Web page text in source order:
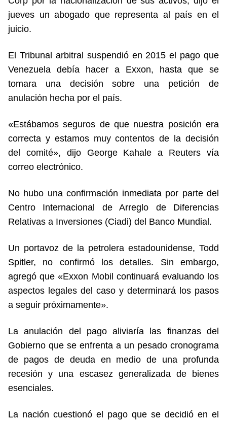
jueves un abogado que representa al país en el
juicio.
El Tribunal arbitral suspendió en 2015 el pago que
Venezuela debía hacer a Exxon, hasta que se
tomara una decisión sobre una petición de
anulación hecha por el país.
«Estábamos seguros de que nuestra posición era
correcta y estamos muy contentos de la decisión
del comité», dijo George Kahale a Reuters vía
correo electrónico.
No hubo una confirmación inmediata por parte del
Centro Internacional de Arreglo de Diferencias
Relativas a Inversiones (Ciadi) del Banco Mundial.
Un portavoz de la petrolera estadounidense, Todd
Spitler, no confirmó los detalles. Sin embargo,
agregó que «Exxon Mobil continuará evaluando los
aspectos legales del caso y determinará los pasos
a seguir próximamente».
La anulación del pago aliviaría las finanzas del
Gobierno que se enfrenta a un pesado cronograma
de pagos de deuda en medio de una profunda
recesión y una escasez generalizada de bienes
esenciales.
La nación cuestionó el pago que se decidió en el